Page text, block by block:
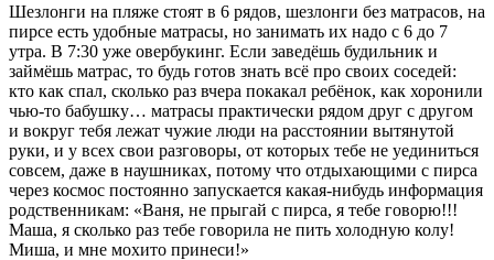
Шезлонги на пляже стоят в 6 рядов, шезлонги без матрасов, на
пирсе есть удобные матрасы, но занимать их надо с 6 до 7
утра. В 7:30 уже овербукинг. Если заведёшь будильник и
займёшь матрас, то будь готов знать всё про своих соседей:
кто как спал, сколько раз вчера покакал ребёнок, как хоронили
чью-то бабушку… матрасы практически рядом друг с другом
и вокруг тебя лежат чужие люди на расстоянии вытянутой
руки, и у всех свои разговоры, от которых тебе не уединиться
совсем, даже в наушниках, потому что отдыхающими с пирса
через космос постоянно запускается какая-нибудь информация
родственникам: «Ваня, не прыгай с пирса, я тебе говорю!!!
Маша, я сколько раз тебе говорила не пить холодную колу!
Миша, и мне мохито принеси!»